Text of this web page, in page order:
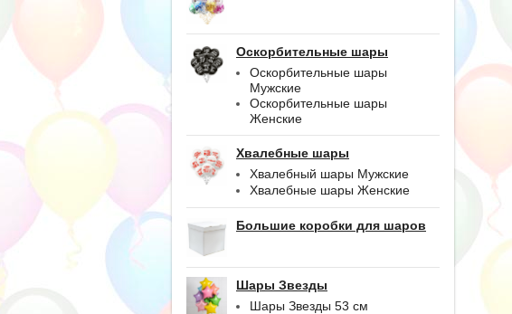
Оскорбительные шары
Оскорбительные шары
Мужские
Оскорбительные шары
Женские
Хвалебные шары
Хвалебный шары Мужские
Хвалебные шары Женские
Большие коробки для шаров
Шары Звезды
Шары Звезды 53 см